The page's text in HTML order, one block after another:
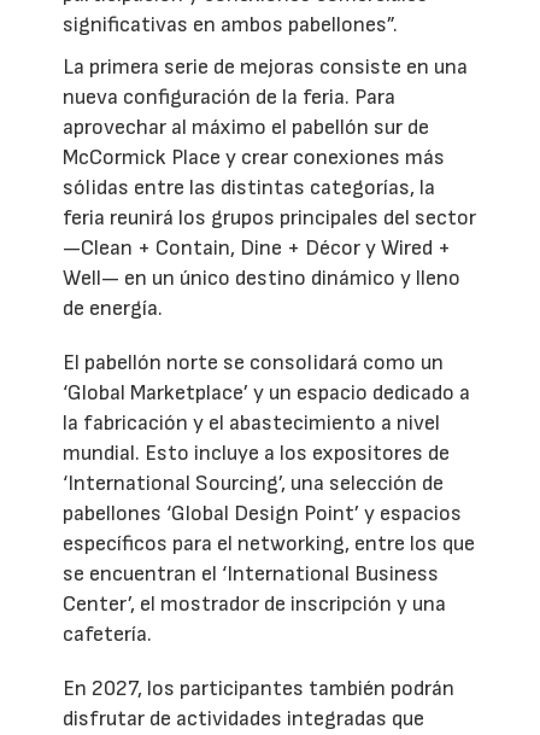
significativas en ambos pabellones”.
La primera serie de mejoras consiste en una
nueva configuración de la feria. Para
aprovechar al máximo el pabellón sur de
McCormick Place y crear conexiones más
sólidas entre las distintas categorías, la
feria reunirá los grupos principales del sector
—Clean + Contain, Dine + Décor y Wired +
Well— en un único destino dinámico y lleno
de energía.
El pabellón norte se consolidará como un
‘Global Marketplace’ y un espacio dedicado a
la fabricación y el abastecimiento a nivel
mundial. Esto incluye a los expositores de
‘International Sourcing’, una selección de
pabellones ‘Global Design Point’ y espacios
específicos para el networking, entre los que
se encuentran el ‘International Business
Center’, el mostrador de inscripción y una
cafetería.
En 2027, los participantes también podrán
disfrutar de actividades integradas que